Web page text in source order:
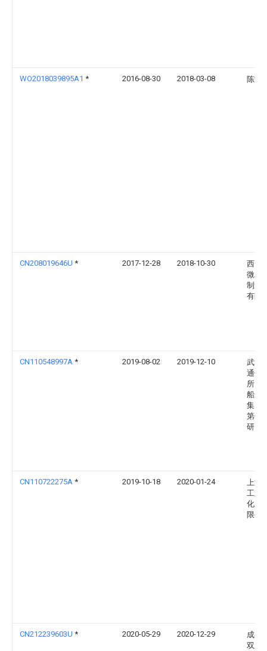
WO2018039895A1 * 2016-08-30 2018-03-08 陈海
CN208019646U * 2017-12-28 2018-10-30
西安
微精
制造
有限
CN110548997A * 2019-08-02 2019-12-10
武汉
通信
所（
船舶
集团
第七
研究
CN110722275A * 2019-10-18 2020-01-24
上海
工业
化股
限公
CN212239603U * 2020-05-29 2020-12-29
成都
双新